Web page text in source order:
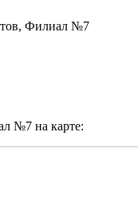
Филиал №7
№7 на карте: